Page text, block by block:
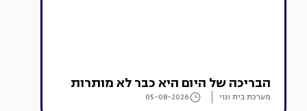
הבריכה של היום היא כבר לא מותרות
מערכת בית ונוי 05-08-2026